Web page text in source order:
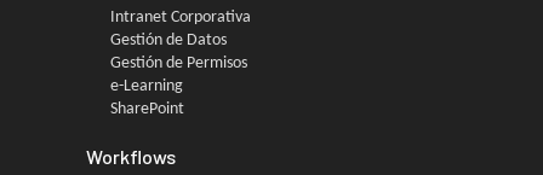
Intranet Corporativa
Gestión de Datos
Gestión de Permisos
e-Learning
SharePoint
Workflows